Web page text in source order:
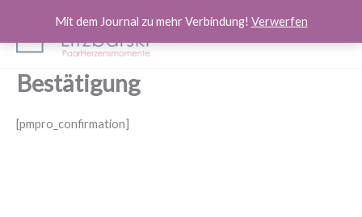
Mit dem Journal zu mehr Verbindung! Verwerfen
springen
Bestätigung
[pmpro_confirmation]